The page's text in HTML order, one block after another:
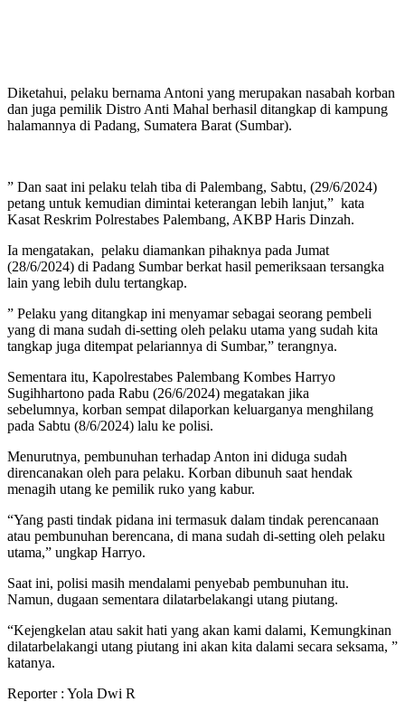
Diketahui, pelaku bernama Antoni yang merupakan nasabah korban
dan juga pemilik Distro Anti Mahal berhasil ditangkap di kampung
halamannya di Padang, Sumatera Barat (Sumbar).
” Dan saat ini pelaku telah tiba di Palembang, Sabtu, (29/6/2024)
petang untuk kemudian dimintai keterangan lebih lanjut,” kata
Kasat Reskrim Polrestabes Palembang, AKBP Haris Dinzah.
Ia mengatakan, pelaku diamankan pihaknya pada Jumat
(28/6/2024) di Padang Sumbar berkat hasil pemeriksaan tersangka
lain yang lebih dulu tertangkap.
” Pelaku yang ditangkap ini menyamar sebagai seorang pembeli
yang di mana sudah di-setting oleh pelaku utama yang sudah kita
tangkap juga ditempat pelariannya di Sumbar,” terangnya.
Sementara itu, Kapolrestabes Palembang Kombes Harryo
Sugihhartono pada Rabu (26/6/2024) megatakan jika
sebelumnya, korban sempat dilaporkan keluarganya menghilang
pada Sabtu (8/6/2024) lalu ke polisi.
Menurutnya, pembunuhan terhadap Anton ini diduga sudah
direncanakan oleh para pelaku. Korban dibunuh saat hendak
menagih utang ke pemilik ruko yang kabur.
“Yang pasti tindak pidana ini termasuk dalam tindak perencanaan
atau pembunuhan berencana, di mana sudah di-setting oleh pelaku
utama,” ungkap Harryo.
Saat ini, polisi masih mendalami penyebab pembunuhan itu.
Namun, dugaan sementara dilatarbelakangi utang piutang.
“Kejengkelan atau sakit hati yang akan kami dalami, Kemungkinan
dilatarbelakangi utang piutang ini akan kita dalami secara seksama, ”
katanya.
Reporter : Yola Dwi R